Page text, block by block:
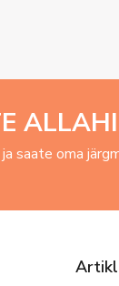
ja saate oma